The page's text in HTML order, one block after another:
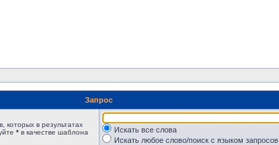
Запрос
которых в результатах
* в качестве шаблона
Искать все слова
Искать любое слово/поиск с языком запросов